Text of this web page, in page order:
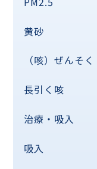
黄砂
（咳）ぜんそく
長引く咳
治療・吸入
吸入